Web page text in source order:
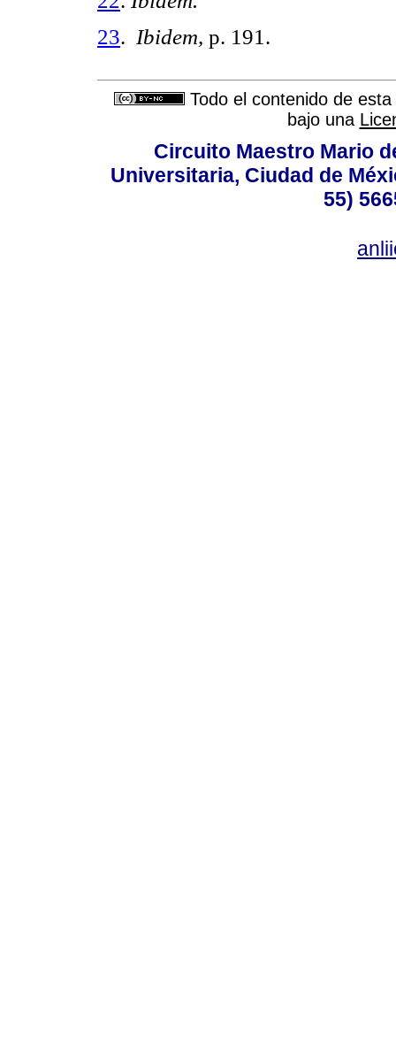
23. Ibidem, p. 191.
Todo el contenido de
bajo una
Circuito Maestro Mario
Universitaria, Ciudad de
55)